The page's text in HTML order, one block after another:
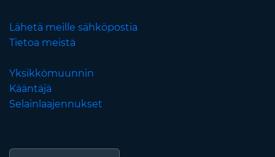
Lähetä meille sähköpostia
Tietoa meistä
Yksikkömuunnin
Kääntäjä
Selainlaajennukset